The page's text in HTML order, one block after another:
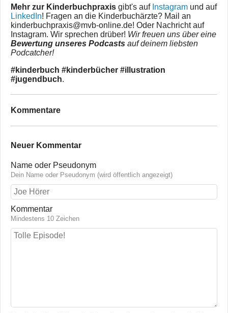
Mehr zur Kinderbuchpraxis gibt's auf Instagram und auf
LinkedIn! Fragen an die Kinderbuchärzte? Mail an
kinderbuchpraxis@mvb-online.de! Oder Nachricht auf
Instagram. Wir sprechen drüber! Wir freuen uns über eine
Bewertung unseres Podcasts auf deinem liebsten
Podcatcher!
#kinderbuch #kinderbücher #illustration
#jugendbuch.
Kommentare
Neuer Kommentar
Name oder Pseudonym
Dein Name oder Pseudonym (wird öffentlich angezeigt)
Kommentar
Mindestens 10 Zeichen